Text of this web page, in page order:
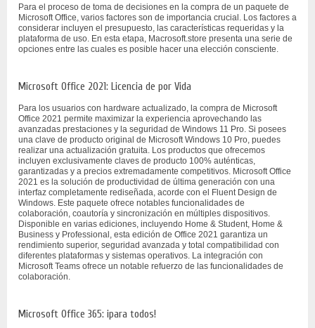
Para el proceso de toma de decisiones en la compra de un paquete de
Microsoft Office, varios factores son de importancia crucial. Los factores a
considerar incluyen el presupuesto, las características requeridas y la
plataforma de uso. En esta etapa, Macrosoft.store presenta una serie de
opciones entre las cuales es posible hacer una elección consciente.
Microsoft Office 2021: Licencia de por Vida
Para los usuarios con hardware actualizado, la compra de Microsoft
Office 2021 permite maximizar la experiencia aprovechando las
avanzadas prestaciones y la seguridad de Windows 11 Pro. Si posees
una clave de producto original de Microsoft Windows 10 Pro, puedes
realizar una actualización gratuita. Los productos que ofrecemos
incluyen exclusivamente claves de producto 100% auténticas,
garantizadas y a precios extremadamente competitivos. Microsoft Office
2021 es la solución de productividad de última generación con una
interfaz completamente rediseñada, acorde con el Fluent Design de
Windows. Este paquete ofrece notables funcionalidades de
colaboración, coautoría y sincronización en múltiples dispositivos.
Disponible en varias ediciones, incluyendo Home & Student, Home &
Business y Professional, esta edición de Office 2021 garantiza un
rendimiento superior, seguridad avanzada y total compatibilidad con
diferentes plataformas y sistemas operativos. La integración con
Microsoft Teams ofrece un notable refuerzo de las funcionalidades de
colaboración.
Microsoft Office 365: ¡para todos!